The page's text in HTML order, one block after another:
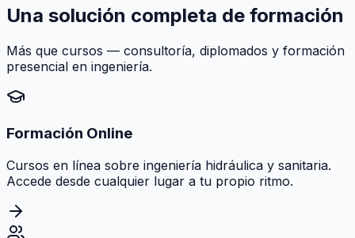
Una solución completa de formación
Más que cursos — consultoría, diplomados y formación
presencial en ingeniería.
Formación Online
Cursos en línea sobre ingeniería hidráulica y sanitaria.
Accede desde cualquier lugar a tu propio ritmo.